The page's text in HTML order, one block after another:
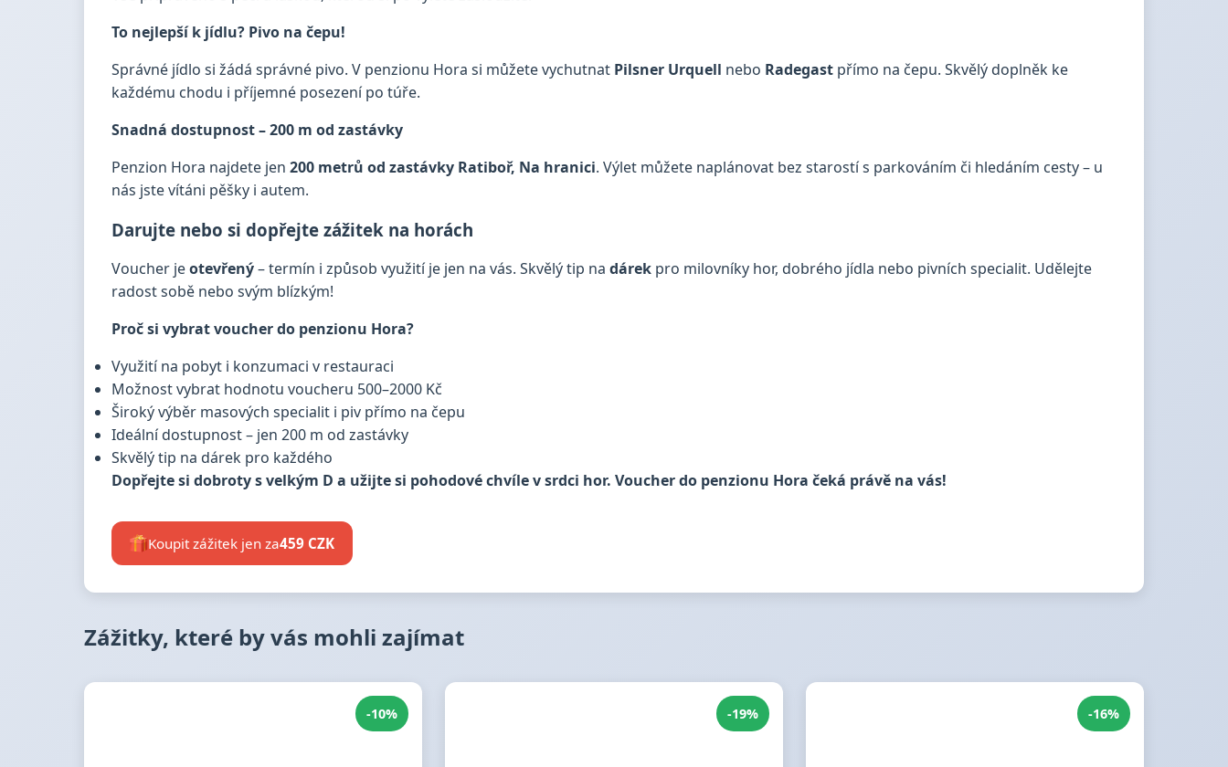
To nejlepší k jídlu? Pivo na čepu!
Správné jídlo si žádá správné pivo. V penzionu Hora si můžete vychutnat Pilsner Urquell nebo Radegast přímo na čepu. Skvělý doplněk ke
každému chodu i příjemné posezení po túře.
Snadná dostupnost – 200 m od zastávky
Penzion Hora najdete jen 200 metrů od zastávky Ratiboř, Na hranici. Výlet můžete naplánovat bez starostí s parkováním či hledáním cesty – u
nás jste vítáni pěšky i autem.
Darujte nebo si dopřejte zážitek na horách
Voucher jeotevřený– termín i způsob využití je jen na vás. Skvělý tip na dárek pro milovníky hor, dobrého jídla nebo pivních specialit. Udělejte
radost sobě nebo svým blízkým!
Proč si vybrat voucher do penzionu Hora?
Využití na pobyt i konzumaci v restauraci
Možnost vybrat hodnotu voucheru 500–⁠⁠⁠⁠⁠⁠2000 Kč
Široký výběr masových specialit i piv přímo na čepu
Ideální dostupnost – jen 200 m od zastávky
Skvělý tip na dárek pro každého
Dopřejte si dobroty s velkým D a užijte si pohodové chvíle v srdci hor. Voucher do penzionu Hora čeká právě na vás!
Koupit zážitek jen za459 CZK
Zážitky, které by vás mohli zajímat
-10% -19% -16%